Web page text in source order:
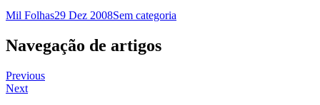
Mil Folhas29 Dez 2008Sem categoria
Navegação de artigos
Previous
Next